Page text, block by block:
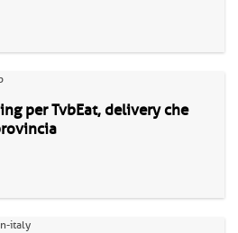
per TvbEat, delivery che
italy